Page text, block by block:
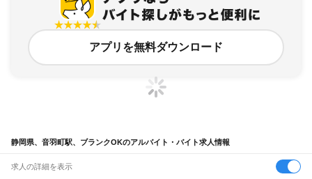
アプリを無料ダウンロード
静岡県、音羽町駅、ブランクOKのアルバイト・バイト求人情報
求人の詳細を表示